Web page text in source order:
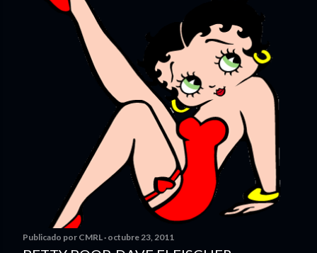
Publicado por CMRL octubre 23, 2011